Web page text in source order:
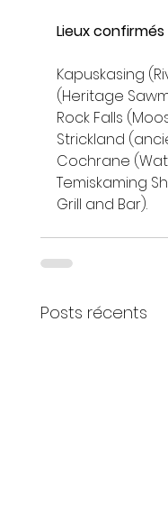
Lieux
Kapuskasing
(Heritage
Rock Falls
Strickland
Cochrane
Temiskaming
Grill and Bar).
Posts récents